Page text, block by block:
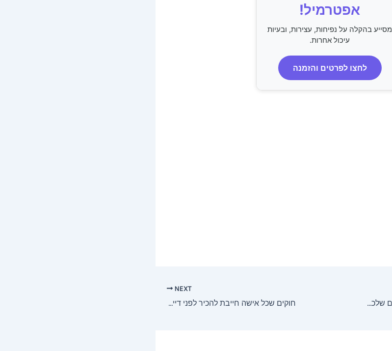
אפטרמיל!
מסייע בהקלה על נפיחות, עצירות, ובעיות
עיכול אחרות.
לחצו לפרטים והזמנה
הנה כיצד להסיר ריחות מהנעליים שלכם בדרכים טבעיות
NEXT
חוקים שכל אישה חייבת להכיר לפני דייט ראשון